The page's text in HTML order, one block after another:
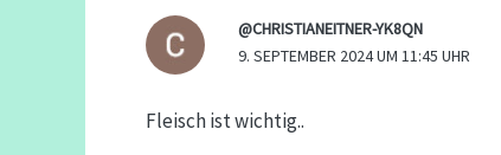
@CHRISTIANEITNER-YK8QN
9. SEPTEMBER 2024 UM 11:45 UHR
Fleisch ist wichtig..